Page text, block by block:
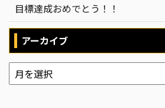
目標達成おめでとう！！
アーカイブ